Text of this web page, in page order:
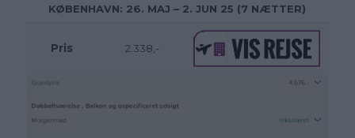
KØBENHAVN: 26. MAJ – 2. JUN 25 (7 NÆTTER)
Pris 2.338,-